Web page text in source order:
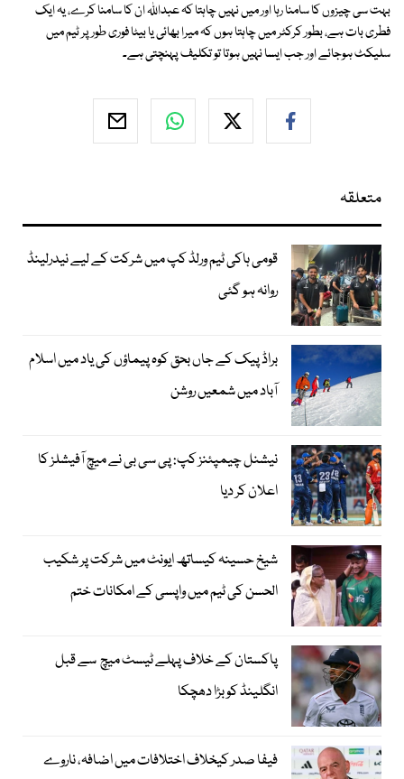
بہت سی چیزوں کا سامنا رہا اور میں نہیں چاہتا کہ عبداللہ ان کا سامنا کرے، یہ ایک
فطری بات ہے، بطور کرکٹر میں چاہتا ہوں کہ میرا بھائی یا بیٹا فوری طور پر ٹیم میں
سلیکٹ ہوجائے اور جب ایسا نہیں ہوتا تو تکلیف پہنچتی ہے۔
متعلقہ
قومی ہاکی ٹیم ورلڈ کپ میں شرکت کے لیے نیدرلینڈ
روانہ ہو گئی
براڈ پیک کے جاں بحق کوہ پیماؤں کی یاد میں اسلام
آباد میں شمعیں روشن
نیشنل چیمپئنز کپ: پی سی بی نے میچ آفیشلز کا
اعلان کر دیا
شیخ حسینہ کیساتھ ایونٹ میں شرکت پر شکیب
الحسن کی ٹیم میں واپسی کے امکانات ختم
پاکستان کے خلاف پہلے ٹیسٹ میچ سے قبل
انگلینڈ کو بڑا دھچکا
فیفا صدر کیخلاف اختلافات میں اضافہ، ناروے